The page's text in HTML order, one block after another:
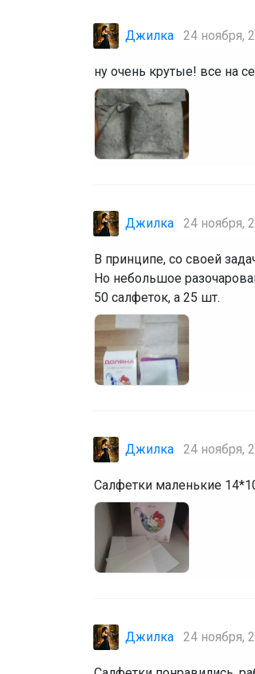
Джилка 24 ноября,
ну очень крутые! все на
Джилка 24 ноября,
В принципе, со своей
Но небольшое
50 салфеток, а 25 шт.
Джилка 24 ноября,
Салфетки маленькие
Джилка 24 ноября,